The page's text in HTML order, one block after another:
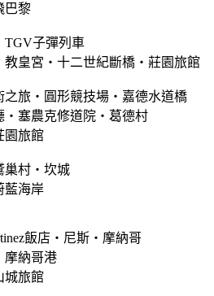
巴黎
子彈列車
教皇宮‧十二世紀斷橋‧莊園旅館
之旅‧圓形競技場‧嘉德水道橋
‧塞農克修道院‧葛德村
園旅館
巢村‧坎城
藍海岸
飯店‧尼斯‧摩納哥
摩納哥港
城旅館